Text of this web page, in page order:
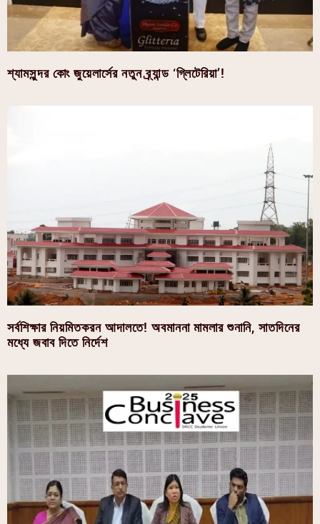
শ্যামসুন্দর কোং জুয়েলার্সের নতুন ব্র্যান্ড ‘গ্লিটেরিয়া’!
সর্বশিক্ষার নিয়মিতকরন আদালতে! অবমাননা মামলার শুনানি, সাতদিনের
মধ্যে জবাব দিতে নির্দেশ